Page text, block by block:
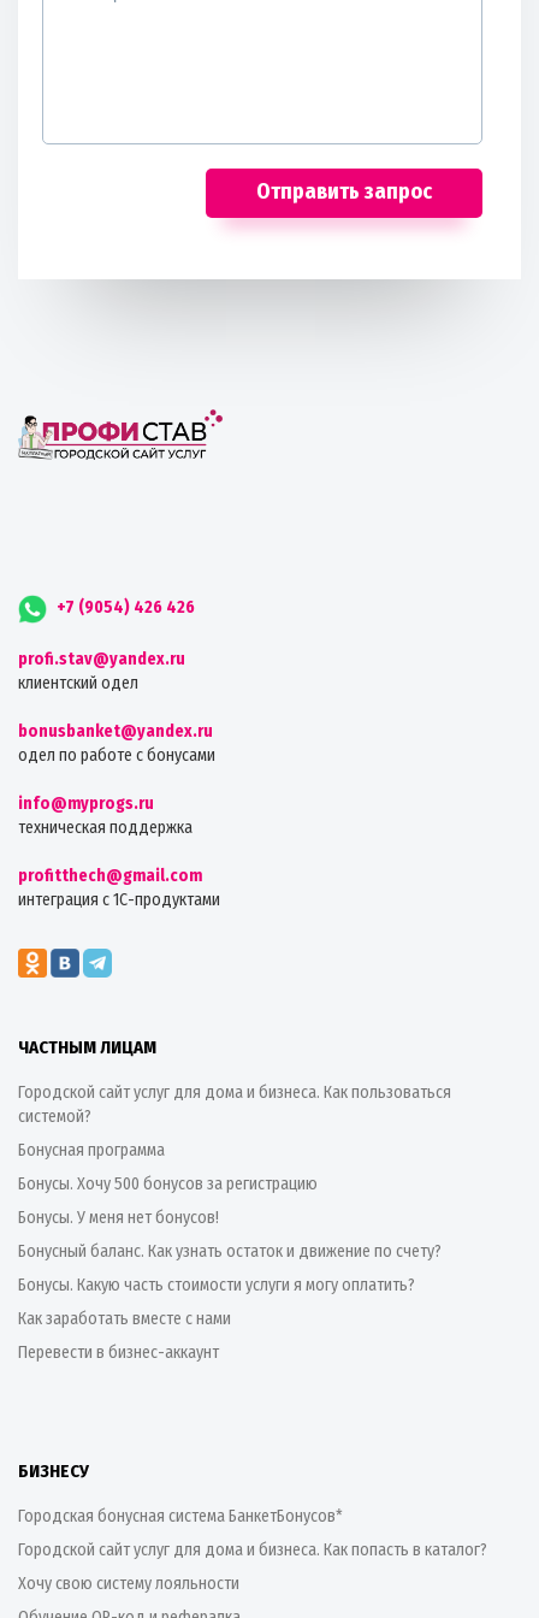
Отправить запрос
+7 (9054) 426 426
profi.stav@yandex.ru
клиентский одел
bonusbanket@yandex.ru
одел по работе с бонусами
info@myprogs.ru
техническая поддержка
profitthech@gmail.com
интеграция с 1С-продуктами
ЧАСТНЫМ ЛИЦАМ
Городской сайт услуг для дома и бизнеса. Как пользоваться
системой?
Бонусная программа
Бонусы. Хочу 500 бонусов за регистрацию
Бонусы. У меня нет бонусов!
Бонусный баланс. Как узнать остаток и движение по счету?
Бонусы. Какую часть стоимости услуги я могу оплатить?
Как заработать вместе с нами
Перевести в бизнес-аккаунт
БИЗНЕСУ
Городская бонусная система БанкетБонусов*
Городской сайт услуг для дома и бизнеса. Как попасть в каталог?
Хочу свою систему лояльности